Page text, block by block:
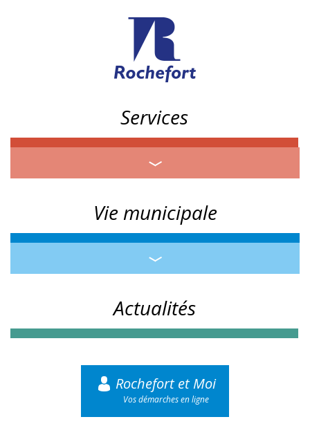
Services
Vie municipale
Actualités
Rochefort et Moi
Vos démarches en ligne